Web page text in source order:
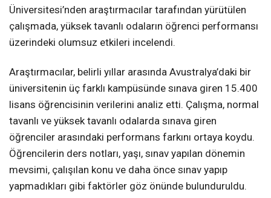
Üniversitesi’nden araştırmacılar tarafından yürütülen
çalışmada, yüksek tavanlı odaların öğrenci performansı
üzerindeki olumsuz etkileri incelendi.
Araştırmacılar, belirli yıllar arasında Avustralya’daki bir
üniversitenin üç farklı kampüsünde sınava giren 15.400
lisans öğrencisinin verilerini analiz etti. Çalışma, normal
tavanlı ve yüksek tavanlı odalarda sınava giren
öğrenciler arasındaki performans farkını ortaya koydu.
Öğrencilerin ders notları, yaşı, sınav yapılan dönemin
mevsimi, çalışılan konu ve daha önce sınav yapıp
yapmadıkları gibi faktörler göz önünde bulunduruldu.